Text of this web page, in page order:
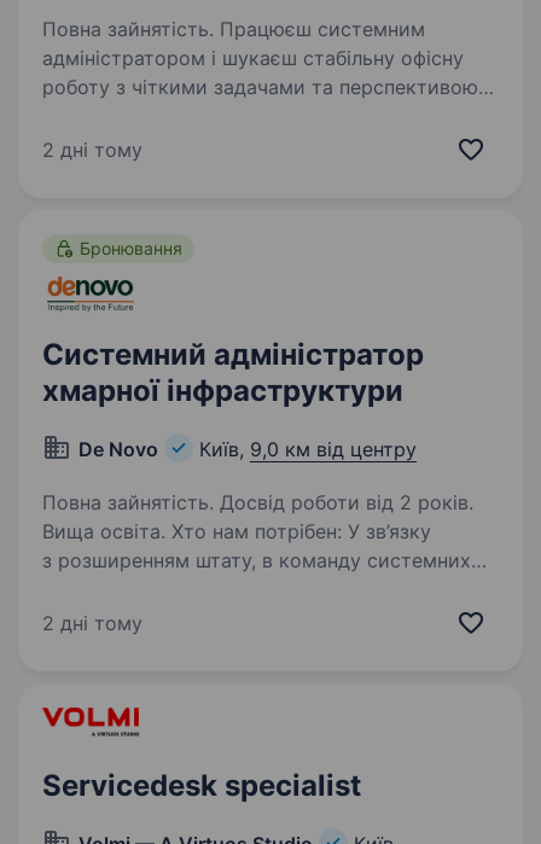
Повна зайнятість. Працюєш системним
адміністратором і шукаєш стабільну офісну
роботу з чіткими задачами та перспективою
до команди, яка працює з IT-інфраструктурою
2 дні тому
Бронювання
Системний адміністратор
хмарної інфраструктури
De Novo Київ, 9,0 км від центру
Повна зайнятість. Досвід роботи від 2 років.
Вища освіта. Хто нам потрібен: У зв’язку
з розширенням штату, в команду системних
польові гравці. Чим доведеться займатися:
2 дні тому
Servicedesk specialist